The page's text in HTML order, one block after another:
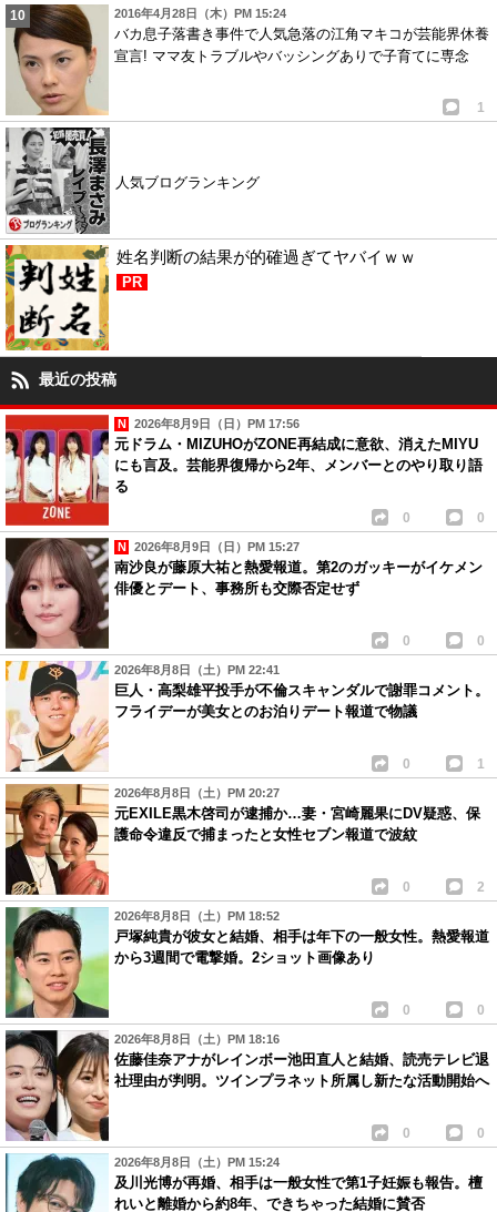
2016年4月28日（木）PM 15:24
バカ息子落書き事件で人気急落の江角マキコが芸能界休養
宣言! ママ友トラブルやバッシングありで子育てに専念
1
人気ブログランキング
姓名判断の結果が的確過ぎてヤバイｗｗ
PR
最近の投稿
2026年8月9日（日）PM 17:56
元ドラム・MIZUHOがZONE再結成に意欲、消えたMIYU
にも言及。芸能界復帰から2年、メンバーとのやり取り語
る
0 0
2026年8月9日（日）PM 15:27
南沙良が藤原大祐と熱愛報道。第2のガッキーがイケメン
俳優とデート、事務所も交際否定せず
0 0
2026年8月8日（土）PM 22:41
巨人・高梨雄平投手が不倫スキャンダルで謝罪コメント。
フライデーが美女とのお泊りデート報道で物議
0 1
2026年8月8日（土）PM 20:27
元EXILE黒木啓司が逮捕か…妻・宮崎麗果にDV疑惑、保
護命令違反で捕まったと女性セブン報道で波紋
0 2
2026年8月8日（土）PM 18:52
戸塚純貴が彼女と結婚、相手は年下の一般女性。熱愛報道
から3週間で電撃婚。2ショット画像あり
0 0
2026年8月8日（土）PM 18:16
佐藤佳奈アナがレインボー池田直人と結婚、読売テレビ退
社理由が判明。ツインプラネット所属し新たな活動開始へ
0 0
2026年8月8日（土）PM 15:24
及川光博が再婚、相手は一般女性で第1子妊娠も報告。檀
れいと離婚から約8年、できちゃった結婚に賛否